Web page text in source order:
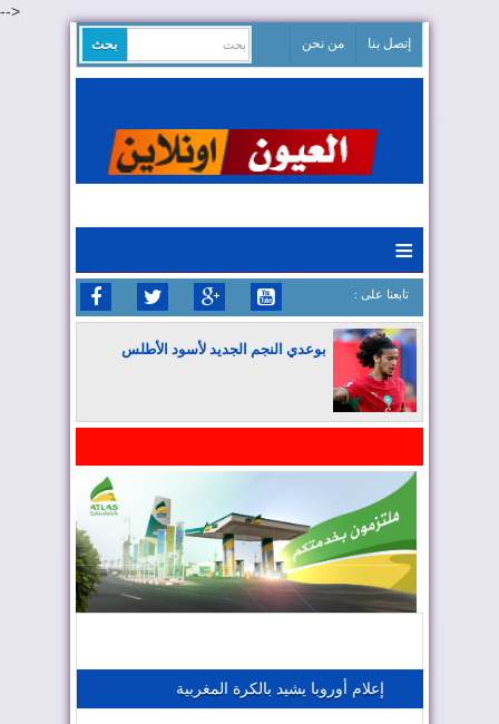
-->
إتصل بنا من نحن
≡
: تابعنا على
بوعدي النجم الجديد لأسود الأطلس
المغرب يعزز موقعه في صناعة الطيران
إعلام أوروبا يشيد بالكرة المغربية